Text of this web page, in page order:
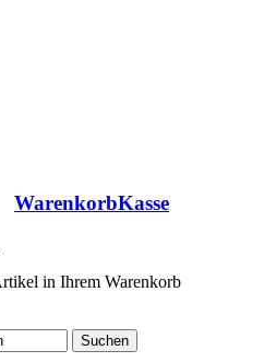
WarenkorbKasse
in Ihrem Warenkorb